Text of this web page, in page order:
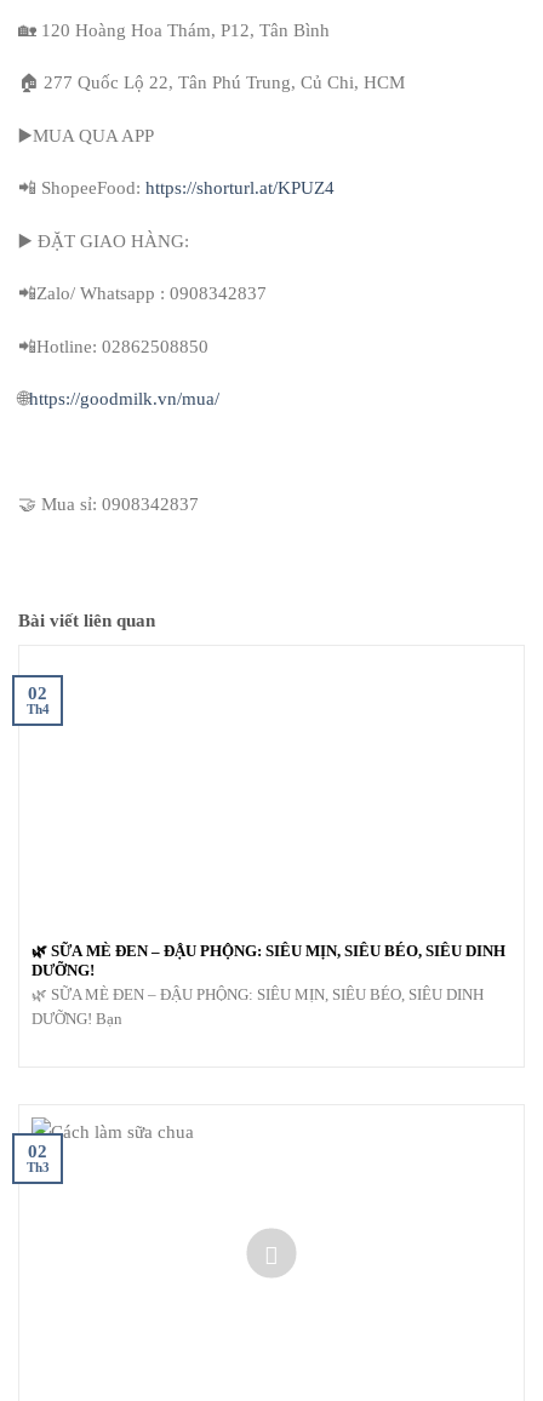
🏡 120 Hoàng Hoa Thám, P12, Tân Bình
🏠 277 Quốc Lộ 22, Tân Phú Trung, Củ Chi, HCM
▶️MUA QUA APP
📲 ShopeeFood: https://shorturl.at/KPUZ4
▶️ ĐẶT GIAO HÀNG:
📲Zalo/ Whatsapp : 0908342837
📲Hotline: 02862508850
🌐https://goodmilk.vn/mua/
🤝 Mua sỉ: 0908342837
Bài viết liên quan
🌿 SỮA MÈ ĐEN – ĐẬU PHỘNG: SIÊU MỊN, SIÊU BÉO, SIÊU DINH
DƯỠNG!
🌿 SỮA MÈ ĐEN – ĐẬU PHỘNG: SIÊU MỊN, SIÊU BÉO, SIÊU DINH
DƯỠNG! Bạn
02
Th4
02
Th3